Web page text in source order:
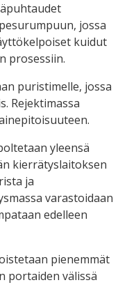
jossa
kuidut
prosessiin.
puristimelle, jossa
Rejektimassa
yleensä
kierrätyslaitoksen
ja
varastoidaan
edelleen
pienemmät
portaiden välissä